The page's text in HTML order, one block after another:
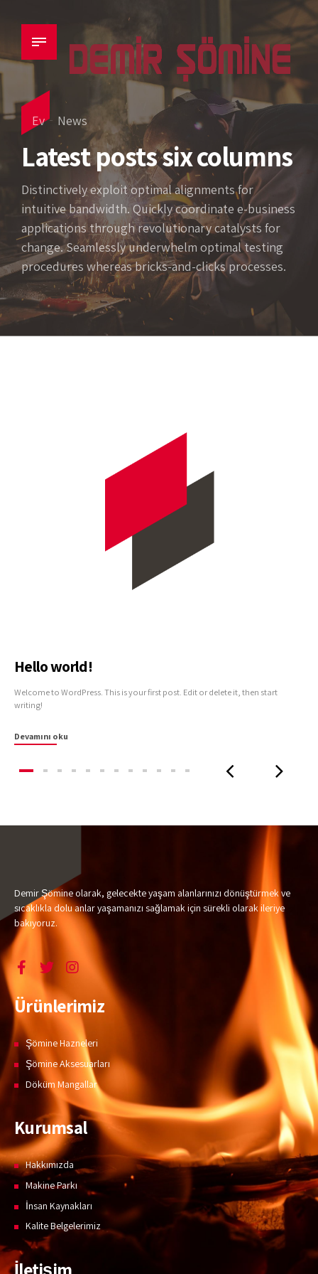
Ev News
Latest posts six columns
Distinctively exploit optimal alignments for
intuitive bandwidth. Quickly coordinate e-business
applications through revolutionary catalysts for
change. Seamlessly underwhelm optimal testing
procedures whereas bricks-and-clicks processes.
Hello world!
Welcome to WordPress. This is your first post. Edit or delete it, then start
writing!
Devamını oku
Demir Şömine olarak, gelecekte yaşam alanlarınızı dönüştürmek ve
sıcaklıkla dolu anlar yaşamanızı sağlamak için sürekli olarak ileriye
bakıyoruz.
Ürünlerimiz
Şömine Hazneleri
Şömine Aksesuarları
Döküm Mangallar
Kurumsal
Hakkımızda
Makine Parkı
İnsan Kaynakları
Kalite Belgelerimiz